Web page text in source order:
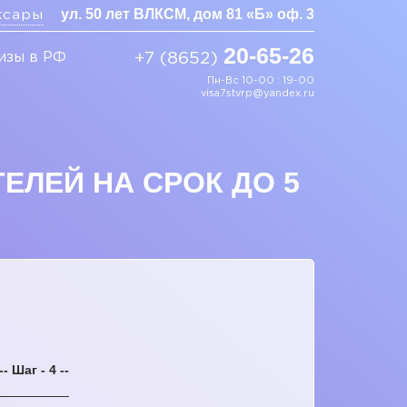
ул. 50 лет ВЛКСМ, дом 81 «Б» оф. 3
в РФ +7 (8652) 20-65-26
Пн-Вс 10-00 : 19-00
visa7stvrp@yandex.ru
НА СРОК ДО 5
Шаг - 4 --